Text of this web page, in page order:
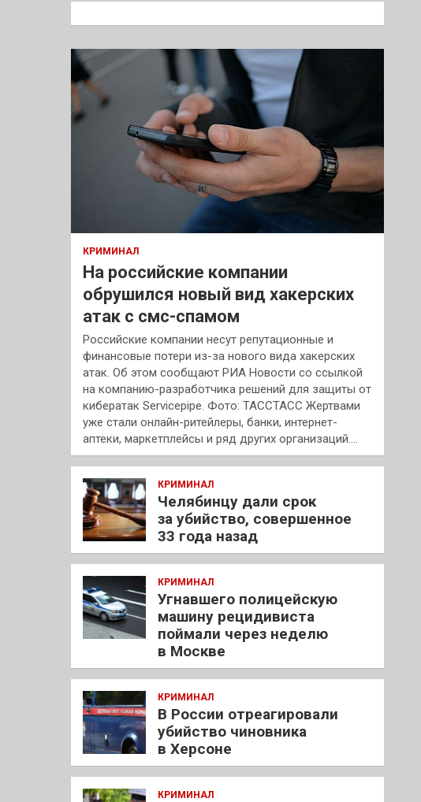
к
КРИМИНАЛ
На российские компании
обрушился новый вид хакерских
атак с смс-спамом
Российские компании несут репутационные и
финансовые потери из-за нового вида хакерских
атак. Об этом сообщают РИА Новости со ссылкой
на компанию-разработчика решений для защиты от
кибератак Servicepipe. Фото: ТАССТАСС Жертвами
уже стали онлайн-ритейлеры, банки, интернет-
аптеки, маркетплейсы и ряд других организаций.…
КРИМИНАЛ
Челябинцу дали срок
за убийство, совершенное
33 года назад
КРИМИНАЛ
Угнавшего полицейскую
машину рецидивиста
поймали через неделю
в Москве
КРИМИНАЛ
В России отреагировали
убийство чиновника
в Херсоне
КРИМИНАЛ